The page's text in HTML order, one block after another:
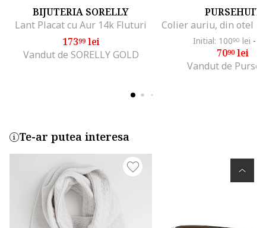
BIJUTERIA SORELLY
Lant Placat cu Aur 14k Fluturi
17399lei
Vandut de SORELLY GOLD
PURSEHUIT
Initial: 10090 lei -
7090lei
Vandut de
Te-ar putea interesa